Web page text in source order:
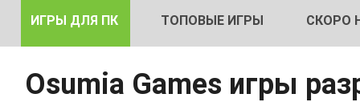
ИГРЫ ДЛЯ ПК ТОПОВЫЕ ИГРЫ СКОРО
Osumia Games игры